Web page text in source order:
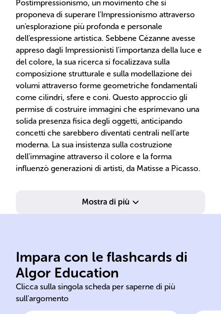
Postimpressionismo, un movimento che si
proponeva di superare l'Impressionismo attraverso
un'esplorazione più profonda e personale
dell'espressione artistica. Sebbene Cézanne avesse
appreso dagli Impressionisti l'importanza della luce e
del colore, la sua ricerca si focalizzava sulla
composizione strutturale e sulla modellazione dei
volumi attraverso forme geometriche fondamentali
come cilindri, sfere e coni. Questo approccio gli
permise di costruire immagini che esprimevano una
solida presenza fisica degli oggetti, anticipando
concetti che sarebbero diventati centrali nell'arte
moderna. La sua insistenza sulla costruzione
dell'immagine attraverso il colore e la forma
influenzò generazioni di artisti, da Matisse a Picasso.
Mostra di più
Impara con le flashcards di
Algor Education
Clicca sulla singola scheda per saperne di più
sull'argomento
Paul Cézanne 19 gennaio
1839 Aix-en-Provence